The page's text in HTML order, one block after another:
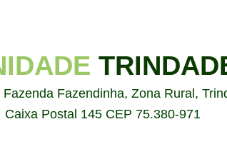
Fazendinha, Zona Rural,
Caixa Postal 145 CEP 75.380-971